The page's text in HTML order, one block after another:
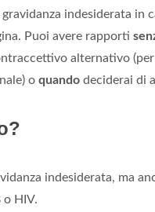
indesiderata in
Puoi avere rapporti
alternativo
o quando deciderai di
indesiderata, ma
o HIV.